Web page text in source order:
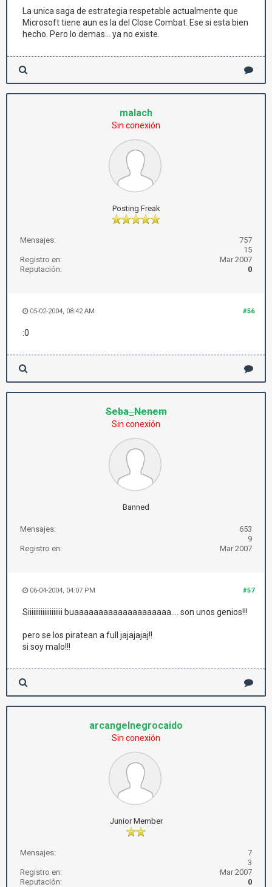
La unica saga de estrategia respetable actualmente que
Microsoft tiene aun es la del Close Combat. Ese si esta bien
hecho. Pero lo demas... ya no existe.
malach
Sin conexión
Posting Freak
Mensajes:
757
15
Registro en:
Mar 2007
Reputación:
0
#56
05-02-2004, 08:42 AM
:0
Seba_Nenem
Sin conexión
Banned
Mensajes:
653
9
Registro en:
Mar 2007
#57
06-04-2004, 04:07 PM
Siiiiiiiiiiiiiiiiiii buaaaaaaaaaaaaaaaaaaaa.... son unos genios!!!
pero se los piratean a full jajajajaj!!
si soy malo!!!
arcangelnegrocaido
Sin conexión
Junior Member
Mensajes:
7
3
Registro en:
Mar 2007
Reputación:
0